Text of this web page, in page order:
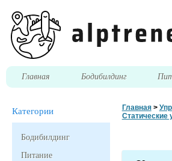
Главная Бодибилдинг
Категории
Бодибилдинг
Питание
Главная>
Статические